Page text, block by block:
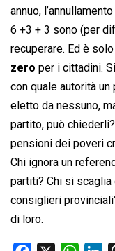
annuo,
6 +3 + 3 sono (per
recuperare. Ed è
zero per i cittadini.
con quale autorità
eletto da nessuno,
partito, può
pensioni dei poveri
Chi ignora un
partiti? Chi si
consiglieri
di loro.